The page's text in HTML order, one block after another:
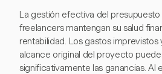
La gestión efectiva del
freelancers mantengan su salud
rentabilidad. Los gastos imprevistos
alcance original del proyecto
significativamente las ganancias. Al